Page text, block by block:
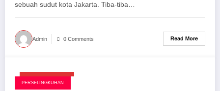
sebuah sudut kota Jakarta. Tiba-tiba…
Admin 0 Comments Read More
Agustus 19, 2025
PERSELINGKUHAN